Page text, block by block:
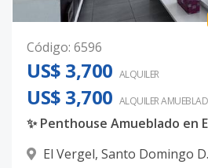
Código: 6596
US$ 3,700 ALQUILER
US$ 3,700 ALQUILER
El Vergel, Santo Domingo